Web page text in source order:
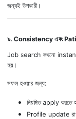
জন্যই উপকারী।
৯. Consistency এবং
Job search কখনো instant
হয়।
সফল হওয়ার জন্য:
নিয়মিত apply করতে
Profile update